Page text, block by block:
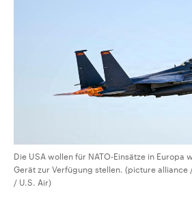
Die USA wollen für NATO-Einsätze in Europa
Gerät zur Verfügung stellen. (picture alliance
/ U.S. Air)